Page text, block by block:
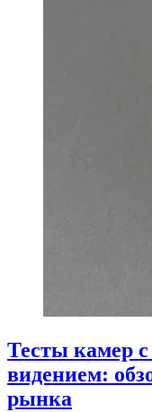
Тесты камер
видением:
рынка